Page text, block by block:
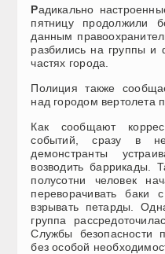
Радикально
пятницу продолжили
данным
разбились на группы
частях города.
Полиция также
над городом вертолета
Как сообщают
событий, сразу в
демонстранты
возводить баррикады.
полусотни человек
переворачивать баки
взрывать петарды.
группа
Службы безопасности
без особой